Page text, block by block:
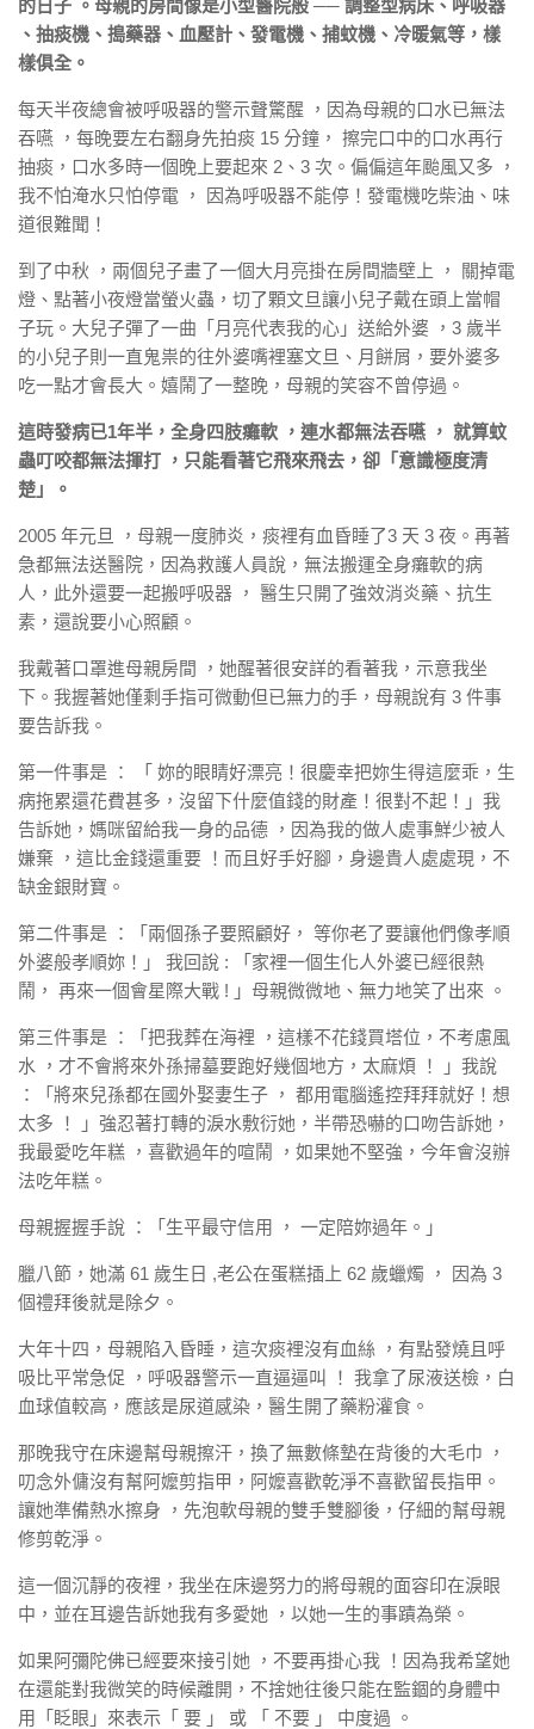
的日子 。母親的房間像是小型醫院般 ── 調整型病床、呼吸器
、抽痰機、搗藥器、血壓計、發電機、捕蚊機、冷暖氣等，樣
樣俱全。
每天半夜總會被呼吸器的警示聲驚醒 ，因為母親的口水已無法
吞嚥 ，每晚要左右翻身先拍痰 15 分鐘， 擦完口中的口水再行
抽痰，口水多時一個晚上要起來 2、3 次。偏偏這年颱風又多 ，
我不怕淹水只怕停電 ， 因為呼吸器不能停！發電機吃柴油、味
道很難聞！
到了中秋 ，兩個兒子畫了一個大月亮掛在房間牆壁上 ， 關掉電
燈、點著小夜燈當螢火蟲，切了顆文旦讓小兒子戴在頭上當帽
子玩。大兒子彈了一曲「月亮代表我的心」送給外婆 ，3 歲半
的小兒子則一直鬼祟的往外婆嘴裡塞文旦、月餅屑，要外婆多
吃一點才會長大。嬉鬧了一整晚，母親的笑容不曾停過。
這時發病已1年半，全身四肢癱軟 ，連水都無法吞嚥 ， 就算蚊
蟲叮咬都無法揮打 ，只能看著它飛來飛去，卻「意識極度清
楚」。
2005 年元旦 ，母親一度肺炎，痰裡有血昏睡了3 天 3 夜。再著
急都無法送醫院，因為救護人員說，無法搬運全身癱軟的病
人，此外還要一起搬呼吸器 ， 醫生只開了強效消炎藥、抗生
素，還說要小心照顧。
我戴著口罩進母親房間 ，她醒著很安詳的看著我，示意我坐
下。我握著她僅剩手指可微動但已無力的手，母親說有 3 件事
要告訴我。
第一件事是 ： 「 妳的眼睛好漂亮！很慶幸把妳生得這麼乖，生
病拖累還花費甚多，沒留下什麼值錢的財產！很對不起！」我
告訴她，媽咪留給我一身的品德 ，因為我的做人處事鮮少被人
嫌棄 ，這比金錢還重要 ！而且好手好腳，身邊貴人處處現，不
缺金銀財寶。
第二件事是 ：「兩個孫子要照顧好， 等你老了要讓他們像孝順
外婆般孝順妳！」 我回說 : 「家裡一個生化人外婆已經很熱
鬧， 再來一個會星際大戰 ! 」母親微微地、無力地笑了出來 。
第三件事是 ：「把我葬在海裡 ，這樣不花錢買塔位，不考慮風
水 ，才不會將來外孫掃墓要跑好幾個地方，太麻煩 ！ 」我說
：「將來兒孫都在國外娶妻生子 ， 都用電腦遙控拜拜就好！想
太多 ！ 」強忍著打轉的淚水敷衍她，半帶恐嚇的口吻告訴她，
我最愛吃年糕 ，喜歡過年的喧鬧 ，如果她不堅強，今年會沒辦
法吃年糕。
母親握握手說 ：「生平最守信用 ， 一定陪妳過年。」
臘八節，她滿 61 歲生日 ,老公在蛋糕插上 62 歲蠟燭 ， 因為 3
個禮拜後就是除夕。
大年十四，母親陷入昏睡，這次痰裡沒有血絲 ，有點發燒且呼
吸比平常急促 ，呼吸器警示一直逼逼叫 ！ 我拿了尿液送檢，白
血球值較高，應該是尿道感染，醫生開了藥粉灌食。
那晚我守在床邊幫母親擦汗，換了無數條墊在背後的大毛巾 ，
叨念外傭沒有幫阿嬤剪指甲，阿嬤喜歡乾淨不喜歡留長指甲。
讓她準備熱水擦身 ，先泡軟母親的雙手雙腳後，仔細的幫母親
修剪乾淨。
這一個沉靜的夜裡，我坐在床邊努力的將母親的面容印在淚眼
中，並在耳邊告訴她我有多愛她 ，以她一生的事蹟為榮。
如果阿彌陀佛已經要來接引她 ，不要再掛心我 ！因為我希望她
在還能對我微笑的時候離開，不捨她往後只能在監錮的身體中
用「眨眼」來表示「 要 」 或 「 不要 」 中度過 。